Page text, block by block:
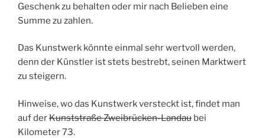
Geschenk zu behalten oder mir nach Belieben eine
Summe zu zahlen.
Das Kunstwerk könnte einmal sehr wertvoll werden,
denn der Künstler ist stets bestrebt, seinen Marktwert
zu steigern.
Hinweise, wo das Kunstwerk versteckt ist, findet man
auf derKunststraße Zweibrücken-Landau bei
Kilometer 73.